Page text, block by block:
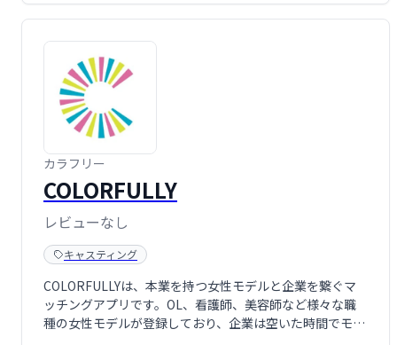
カラフリー
COLORFULLY
レビューなし
キャスティング
COLORFULLYは、本業を持つ女性モデルと企業を繋ぐマ
ッチングアプリです。OL、看護師、美容師など様々な職
種の女性モデルが登録しており、企業は空いた時間でモデ